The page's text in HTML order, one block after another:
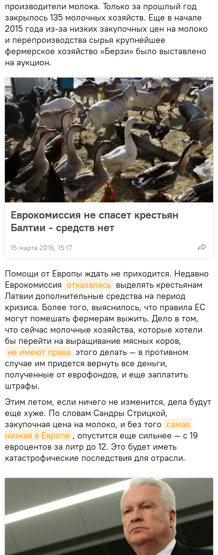
производители молока. Только за прошлый год
закрылось 135 молочных хозяйств. Еще в начале
2015 года из-за низких закупочных цен на молоко
и перепроизводства сырья крупнейшее
фермерское хозяйство «Берзи» было выставлено
на аукцион.
Еврокомиссия не спасет крестьян
Балтии - средств нет
15 марта 2016, 15:17
Помощи от Европы ждать не приходится. Недавно
Еврокомиссия отказалась выделять крестьянам
Латвии дополнительные средства на период
кризиса. Более того, выяснилось, что правила ЕС
могут помешать фермерам выжить. Дело в том,
что сейчас молочные хозяйства, которые хотели
бы перейти на выращивание мясных коров,
не имеют права этого делать — в противном
случае им придется вернуть все деньги,
полученные от еврофондов, и еще заплатить
штрафы.
Этим летом, если ничего не изменится, дела будут
еще хуже. По словам Сандры Стрицкой,
закупочная цена на молоко, и без того самая
низкая в Европе , опустится еще сильнее — с 19
евроцентов за литр до 12. Это будет иметь
катастрофические последствия для отрасли.